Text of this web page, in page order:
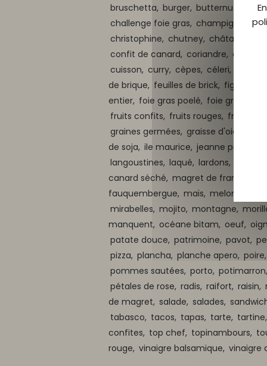
bruschetta, burger, butternut,
challenge foie gras, champignons
christophine, chutney, châtaigne,
confit de canard, coriandre, coulis,
cuisson, curry, cèpes, céleri,
de brique, feuilles de brick, figue,
entier, foie gras poelé, foie gras poêlé,
fruits confits, fruits rouges, fruits
graines germées, graisse d'oie et de
de soja, ile maurice, jeanne profit,
langoustines, laqué, lardons,
canard séché, magret de france,
fauquembergue, maïs, melon,
mirabelles, mojito, montagne,
manquent, océane bitam, oeuf,
patate douce, patrimoine, pavot,
pizza, plancha, planche apero, poire,
pommes sautées, porto, potimarron,
pétales de rose, radis, raifort, raisin,
de magret, salade, salades,
tabasco, tacos, tapas, tarte, tartine,
confites, top chef, topinambours,
rouge, vinaigre balsamique, vinaigre